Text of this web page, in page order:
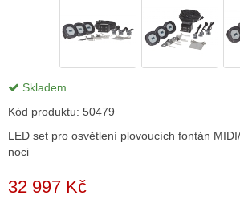
Skladem
Kód produktu: 50479
LED set pro osvětlení plovoucích fontán
noci
32 997 Kč